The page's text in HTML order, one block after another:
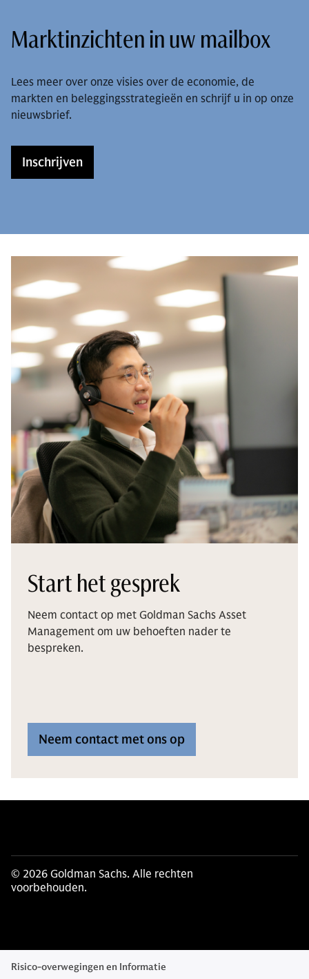
Marktinzichten in uw mailbox
Lees meer over onze visies over de economie, de
markten en beleggingsstrategieën en schrijf u in op onze
nieuwsbrief.
Inschrijven
Start het gesprek
Neem contact op met Goldman Sachs Asset
Management om uw behoeften nader te
bespreken.
Neem contact met ons op
© 2026 Goldman Sachs. Alle rechten
voorbehouden.
Risico-overwegingen en Informatie